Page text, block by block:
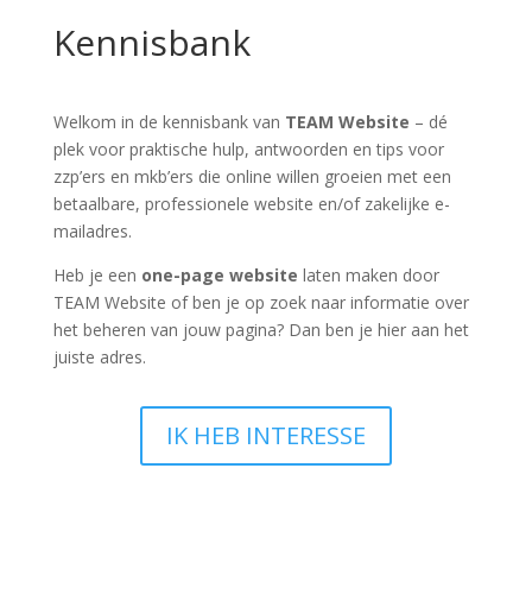
Kennisbank
Welkom in de kennisbank van TEAM Website – dé
plek voor praktische hulp, antwoorden en tips voor
zzp’ers en mkb’ers die online willen groeien met een
betaalbare, professionele website en/of zakelijke e-
mailadres.
Heb je een one-page website laten maken door
TEAM Website of ben je op zoek naar informatie over
het beheren van jouw pagina? Dan ben je hier aan het
juiste adres.
IK HEB INTERESSE